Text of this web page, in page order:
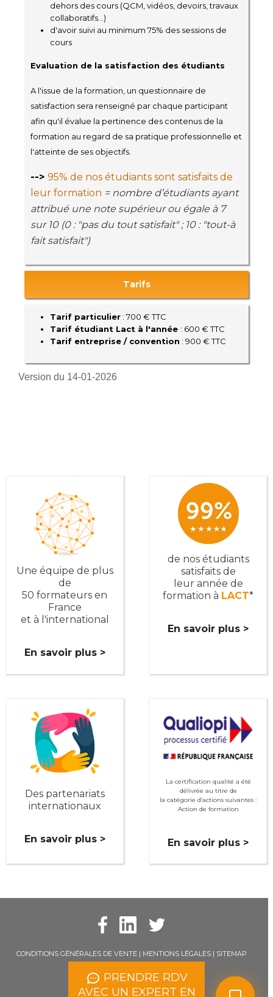
PRENDRE RDV
AVEC UN EXPERT EN
dehors des cours (QCM, vidéos, devoirs, travaux
collaboratifs...)
d'avoir suivi au minimum 75% des sessions de
cours
Evaluation de la satisfaction des étudiants
A l'issue de la formation, un questionnaire de
satisfaction sera renseigné par chaque participant
afin qu'il évalue la pertinence des contenus de la
formation au regard de sa pratique professionnelle et
l'atteinte de ses objectifs.
--> 95% de nos étudiants sont satisfaits de
leur formation = nombre d’étudiants ayant
attribué une note supérieur ou égale à 7
sur 10 (0 : "pas du tout satisfait" ; 10 : "tout-à
fait satisfait")
Tarifs
Tarif particulier : 700 € TTC
Tarif étudiant Lact à l'année : 600 € TTC
Tarif entreprise / convention : 900 € TTC
Version du 14-01-2026
Une équipe de plus
de
50 formateurs en
France
et à l'international
En savoir plus >
de nos étudiants
satisfaits de
leur année de
formation à LACT*
En savoir plus >
Des partenariats
internationaux
En savoir plus >
La certification qualité a été
délivrée au titre de
la catégorie d’actions suivantes :
Action de formation
En savoir plus >
CONDITIONS GÉNÉRALES DE VENTE | MENTIONS LÉGALES | SITEMAP